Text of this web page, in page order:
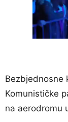
Bezbjednosne
Komunističke
na aerodromu